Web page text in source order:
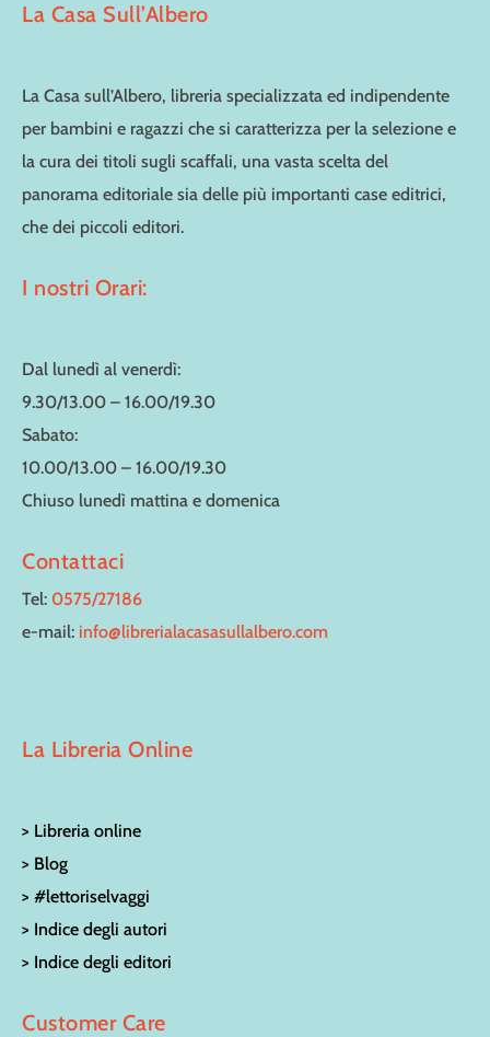
La Casa Sull’Albero
La Casa sull’Albero, libreria specializzata ed indipendente
per bambini e ragazzi che si caratterizza per la selezione e
la cura dei titoli sugli scaffali, una vasta scelta del
panorama editoriale sia delle più importanti case editrici,
che dei piccoli editori.
I nostri Orari:
Dal lunedì al venerdì:
9.30/13.00 – 16.00/19.30
Sabato:
10.00/13.00 – 16.00/19.30
Chiuso lunedì mattina e domenica
Contattaci
Tel: 0575/27186
e-mail: info@librerialacasasullalbero.com
La Libreria Online
> Libreria online
> Blog
> #lettoriselvaggi
> Indice degli autori
> Indice degli editori
Customer Care